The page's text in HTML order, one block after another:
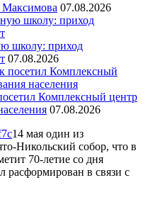
07.08.2026
школу: приход
07.08.2026
Комплексный центр
07.08.2026
14 мая один из
Никольский собор, что в
70-летие со дня
расформирован в связи с